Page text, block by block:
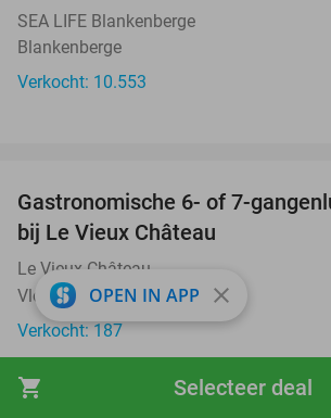
shopping_cart Selecteer deal
SEA LIFE Blankenberge
Blankenberge
Verkocht: 10.553
Gastronomische 6- of 7-
bij Le Vieux Château
Le Vieux Château
Vloesberg
Verkocht: 187
OPEN IN APP close